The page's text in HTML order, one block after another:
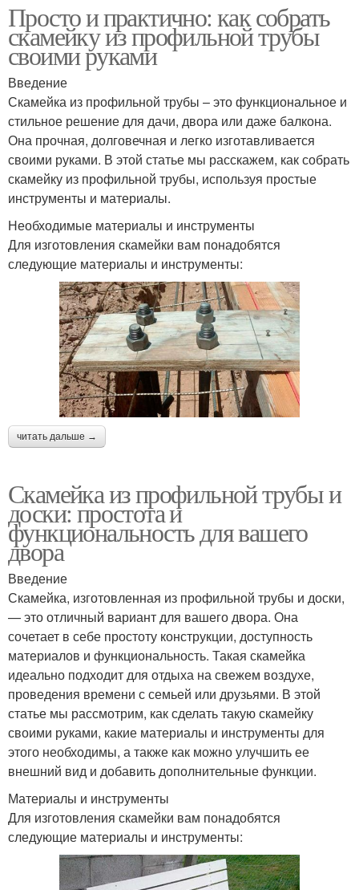
Просто и практично: как собрать
скамейку из профильной трубы
своими руками
Введение
Скамейка из профильной трубы – это функциональное и
стильное решение для дачи, двора или даже балкона.
Она прочная, долговечная и легко изготавливается
своими руками. В этой статье мы расскажем, как собрать
скамейку из профильной трубы, используя простые
инструменты и материалы.
Необходимые материалы и инструменты
Для изготовления скамейки вам понадобятся
следующие материалы и инструменты:
читать дальше →
Скамейка из профильной трубы и
доски: простота и
функциональность для вашего
двора
Введение
Скамейка, изготовленная из профильной трубы и доски,
— это отличный вариант для вашего двора. Она
сочетает в себе простоту конструкции, доступность
материалов и функциональность. Такая скамейка
идеально подходит для отдыха на свежем воздухе,
проведения времени с семьей или друзьями. В этой
статье мы рассмотрим, как сделать такую скамейку
своими руками, какие материалы и инструменты для
этого необходимы, а также как можно улучшить ее
внешний вид и добавить дополнительные функции.
Материалы и инструменты
Для изготовления скамейки вам понадобятся
следующие материалы и инструменты: